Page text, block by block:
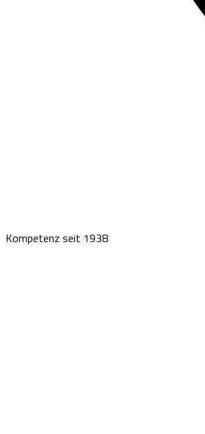
Kompetenz seit 1938